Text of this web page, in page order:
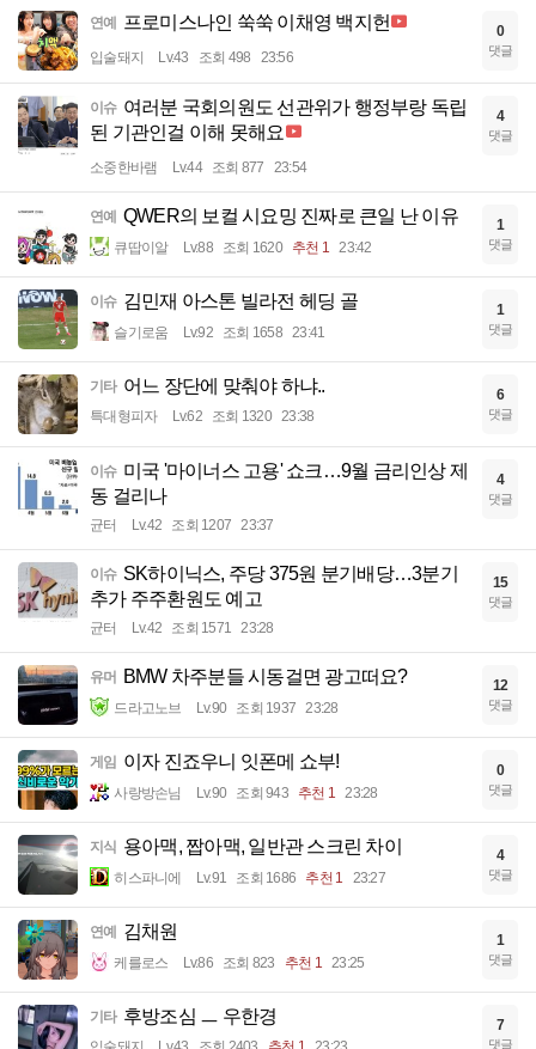
연예 프로미스나인 쑥쑥 이채영 백지헌
입술돼지 Lv.43 조회 498 23:56
0
댓글
이슈 여러분 국회의원도 선관위가 행정부랑 독립
된 기관인걸 이해 못해요
소중한바램 Lv.44 조회 877 23:54
4
댓글
연예 QWER의 보컬 시요밍 진짜로 큰일 난 이유
큐땁이알 Lv.88 조회 1620 추천 1 23:42
1
댓글
이슈 김민재 아스톤 빌라전 헤딩 골
슬기로움 Lv.92 조회 1658 23:41
1
댓글
기타 어느 장단에 맞춰야 하냐..
특대형피자 Lv.62 조회 1320 23:38
6
댓글
이슈 미국 '마이너스 고용' 쇼크…9월 금리인상 제
동 걸리나
균터 Lv.42 조회 1207 23:37
4
댓글
이슈 SK하이닉스, 주당 375원 분기배당…3분기
추가 주주환원도 예고
균터 Lv.42 조회 1571 23:28
15
댓글
유머 BMW 차주분들 시동걸면 광고떠요?
드라고노브 Lv.90 조회 1937 23:28
12
댓글
게임 이자 진죠우니 잇폰메 쇼부!
사랑방손님 Lv.90 조회 943 추천 1 23:28
0
댓글
지식 용아맥, 짭아맥, 일반관 스크린 차이
히스파니에 Lv.91 조회 1686 추천 1 23:27
4
댓글
연예 김채원
케를로스 Lv.86 조회 823 추천 1 23:25
1
댓글
기타 후방조심 ㅡ 우한경 7
댓글